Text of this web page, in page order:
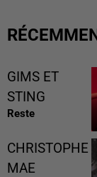
GIMS ET
STING
Reste
CHRISTOPHE
MAE